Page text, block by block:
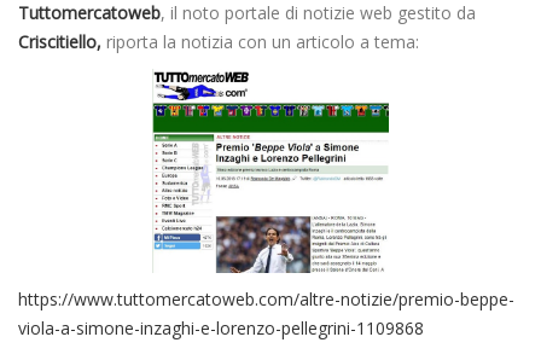
Tuttomercatoweb, il noto portale di notizie web gestito da
Criscitiello, riporta la notizia con un articolo a tema:
https://www.tuttomercatoweb.com/altre-notizie/premio-beppe-
viola-a-simone-inzaghi-e-lorenzo-pellegrini-1109868